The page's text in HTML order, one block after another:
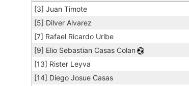
[3] Juan Timote
[5] Dilver Alvarez
[7] Rafael Ricardo Uribe
[9] Elio Sebastian Casas Colan
[13] Rister Leyva
[14] Diego Josue Casas